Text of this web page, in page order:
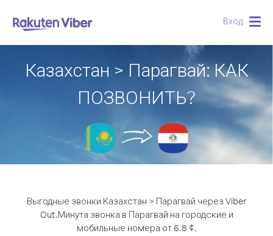
Вход
Казахстан > Парагвай: КАК
ПОЗВОНИТЬ?
Выгодные звонки Казахстан > Парагвай через Viber
Out.Минута звонка в Парагвай на городские и
мобильные номера от 6.8 ¢.